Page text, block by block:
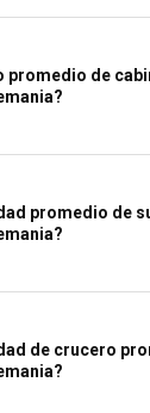
un chárter de
promedio de
promedio de
de crucero